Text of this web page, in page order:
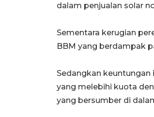
dalam penjualan solar
Sementara kerugian
BBM yang berdampak
Sedangkan keuntungan
yang melebihi kuota
yang bersumber di